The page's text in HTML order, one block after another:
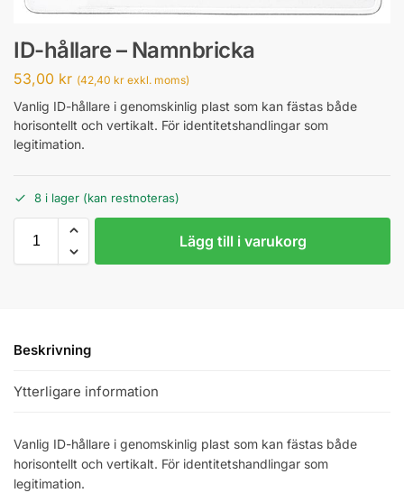
ID-hållare – Namnbricka
53,00 kr (42,40 kr exkl. moms)
Vanlig ID-hållare i genomskinlig plast som kan fästas både
horisontellt och vertikalt. För identitetshandlingar som
legitimation.
8 i lager (kan restnoteras)
Lägg till i varukorg
Beskrivning
Ytterligare information
Vanlig ID-hållare i genomskinlig plast som kan fästas både
horisontellt och vertikalt. För identitetshandlingar som
legitimation.